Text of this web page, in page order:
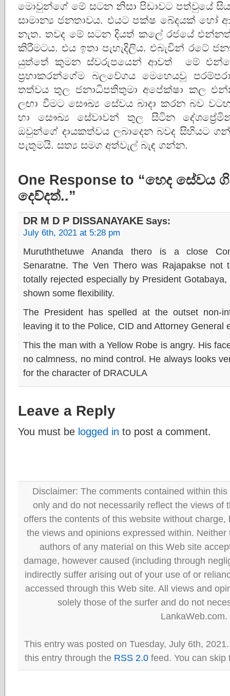
මොවුන්ගේ මේ සටන නිසා පිඩාවට පත්වුයේ
සාමාන්‍ය ජනතාවය. එයට පක්ෂ බේදයක් හෝ
නැත. තවද මේ සටන දියත් කලේ රජයේ
කිරීමටය. එය ඉතා පැහැදිලිය. එබැවින් රටේ
යුත්තේ කුමන ස්වරුපයෙන් ආවත් මේ
ප්‍රභාකරන්ගේම බලවේගය මෙහෙයවූ
තත්වය තුල ජනාධිපතිතුමා අපේක්ෂා කල
ලඟා වීමට සෞඛ්‍ය සේවය බාදා කරන බව
හා සෞඛ්‍ය සේවාවන් තුල සිටින
ඔවුන්ගේ දායකත්වය ලබාදෙන බවද සිහියට
පැතුමයි. සත්‍ය සමග අත්වැල් බැඳ ගන්න.
One Response to “හෙද
දෙව්දත්..”
DR M D P DISSANAYAKE Says:
July 6th, 2021 at 5:28 pm
Muruththetuwe Ananda thero is a close
Senaratne. The Ven Thero was Rajapakse
totally rejected especially by President
shown some flexibility.
The President has spelled at the outset non-
leaving it to the Police, CID and Attorney General
This the man with a Yellow Robe is angry. His
no calmness, no mind control. He always looks
for the character of DRACULA
Leave a Reply
You must be logged in to post a comment.
Disclaimer: The comments contained within
only and do not necessarily reflect the views of
offers the contents of this website without
the views and opinions expressed within.
authors of any material on this Web site
damage, however caused (including through
indirectly suffer arising out of your use of or
accessed through this Web site. All views and
solely those of the surfer and do not
LankaWeb.com.
This entry was posted on Tuesday, July 6th,
this entry through the RSS 2.0 feed. You can